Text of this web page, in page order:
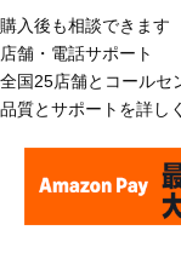
購入後も相談できます
店舗・電話サポート
全国25店舗とコールセ
品質とサポートを詳し